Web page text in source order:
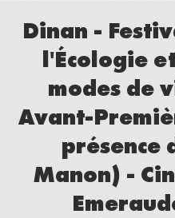
Dinan -
l'Écologie
modes de
Avant-
présence
Manon) -